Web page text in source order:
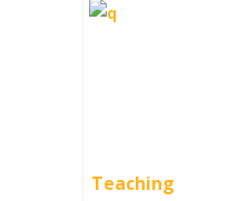
Teaching